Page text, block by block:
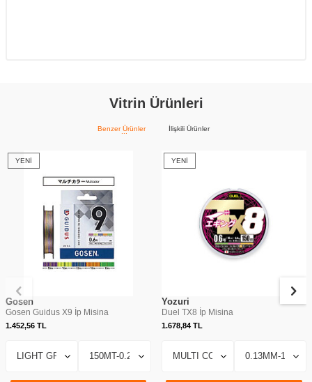
Vitrin Ürünleri
Benzer Ürünler İlişkili Ürünler
YENI
Gosen
Gosen Guidus X9 İp Misina
1.452,56 TL
YENI
Yozuri
Duel TX8 İp Misina
1.678,84TL